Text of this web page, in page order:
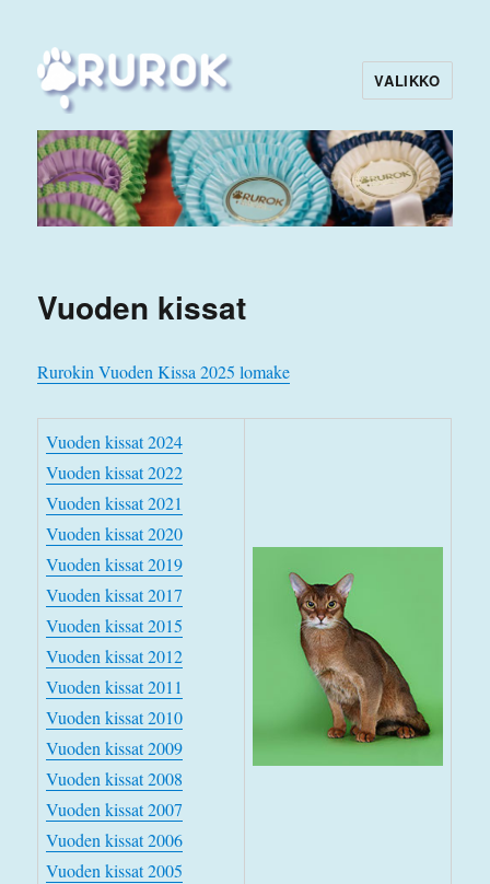
Rurok
VALIKKO
Vuoden kissat
Rurokin Vuoden Kissa 2025 lomake
Vuoden kissat 2024
Vuoden kissat 2022
Vuoden kissat 2021
Vuoden kissat 2020
Vuoden kissat 2019
Vuoden kissat 2017
Vuoden kissat 2015
Vuoden kissat 2012
Vuoden kissat 2011
Vuoden kissat 2010
Vuoden kissat 2009
Vuoden kissat 2008
Vuoden kissat 2007
Vuoden kissat 2006
Vuoden kissat 2005